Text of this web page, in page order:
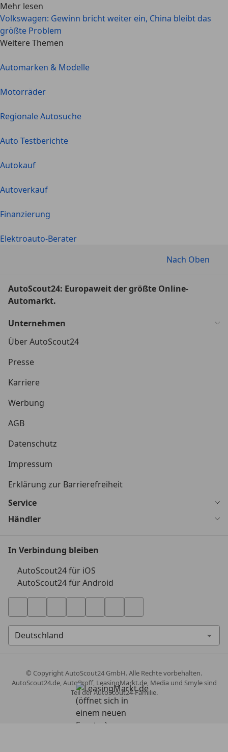
Mehr lesen
Volkswagen: Gewinn bricht weiter ein, China bleibt das
größte Problem
Weitere Themen
Automarken & Modelle
Motorräder
Regionale Autosuche
Auto Testberichte
Autokauf
Autoverkauf
Finanzierung
Elektroauto-Berater
Nach Oben
AutoScout24: Europaweit der größte Online-
Automarkt.
Unternehmen
Über AutoScout24
Presse
Karriere
Werbung
AGB
Datenschutz
Impressum
Erklärung zur Barrierefreiheit
Service
Händler
In Verbindung bleiben
AutoScout24 für iOS
AutoScout24 für Android
© CopyrightAutoScout24 GmbH. Alle Rechte vorbehalten.
AutoScout24.de, AutoProff, LeasingMarkt.de, Media und Smyle sind
Teil der AutoScout24-Familie.